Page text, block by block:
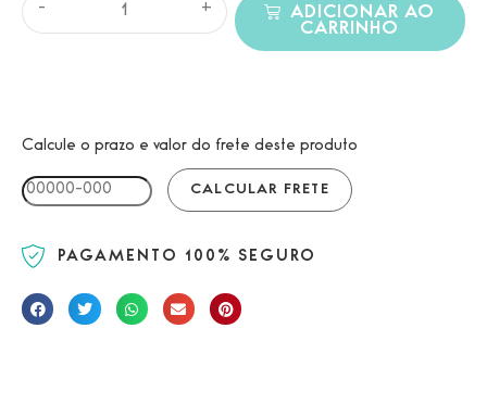
- +
ADICIONAR AO
CARRINHO
Calcule o prazo e valor do frete deste produto
PAGAMENTO 100% SEGURO